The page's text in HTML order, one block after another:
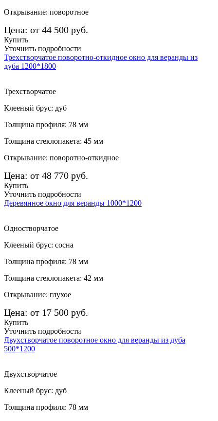
Открывание: поворотное
Цена: от 44 500 руб.
Купить
Уточнить подробности
Трехстворчатое поворотно-откидное окно для веранды из
дуба 1200*1800
Трехстворчатое
Клееный брус: дуб
Толщина профиля: 78 мм
Толщина стеклопакета: 45 мм
Открывание: поворотно-откидное
Цена: от 48 770 руб.
Купить
Уточнить подробности
Деревянное окно для веранды 1000*1200
Одностворчатое
Клееный брус: сосна
Толщина профиля: 78 мм
Толщина стеклопакета: 42 мм
Открывание: глухое
Цена: от 17 500 руб.
Купить
Уточнить подробности
Двухстворчатое поворотное окно для веранды из дуба
500*1200
Двухстворчатое
Клееный брус: дуб
Толщина профиля: 78 мм